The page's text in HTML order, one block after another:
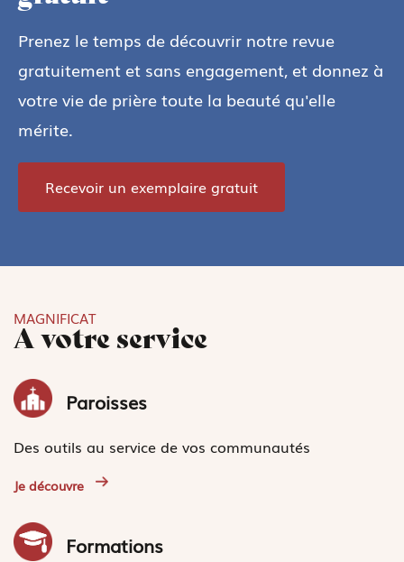
Prenez le temps de découvrir notre revue
gratuitement et sans engagement, et donnez à
votre vie de prière toute la beauté qu'elle
mérite.
Recevoir un exemplaire gratuit
MAGNIFICAT
A votre service
Paroisses
Des outils au service de vos communautés
Je découvre
Formations